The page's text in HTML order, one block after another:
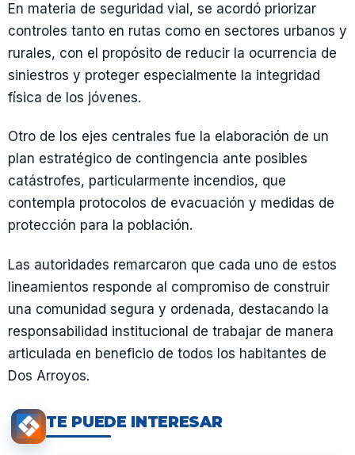
En materia de seguridad vial, se acordó priorizar
controles tanto en rutas como en sectores urbanos y
rurales, con el propósito de reducir la ocurrencia de
siniestros y proteger especialmente la integridad
física de los jóvenes.
Otro de los ejes centrales fue la elaboración de un
plan estratégico de contingencia ante posibles
catástrofes, particularmente incendios, que
contempla protocolos de evacuación y medidas de
protección para la población.
Las autoridades remarcaron que cada uno de estos
lineamientos responde al compromiso de construir
una comunidad segura y ordenada, destacando la
responsabilidad institucional de trabajar de manera
articulada en beneficio de todos los habitantes de
Dos Arroyos.
TE PUEDE INTERESAR